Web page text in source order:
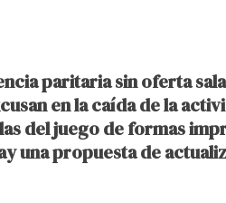
paritaria sin oferta
en la caída de la
del juego de formas
una propuesta de